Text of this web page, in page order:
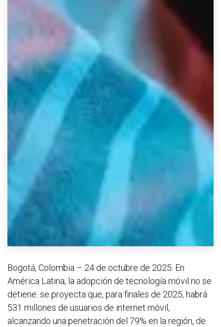
Bogotá, Colombia – 24 de octubre de 2025. En
América Latina, la adopción de tecnología móvil no se
detiene: se proyecta que, para finales de 2025, habrá
531 millones de usuarios de internet móvil,
alcanzando una penetración del 79% en la región, de